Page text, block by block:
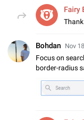
Fairy
Bohdan Nov
Focus on
border-radius